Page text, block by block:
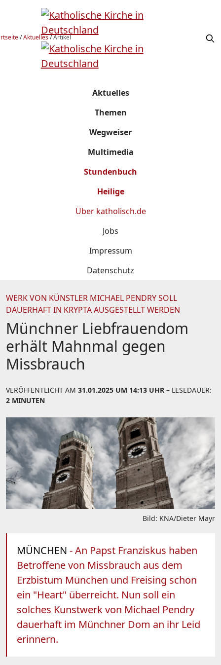
/Aktuelles/Artikel
Aktuelles
Themen
Wegweiser
Multimedia
Stundenbuch
Heilige
Über katholisch.de
Jobs
Impressum
Datenschutz
WERK VON KÜNSTLER MICHAEL PENDRY SOLL
DAUERHAFT IN KRYPTA AUSGESTELLT WERDEN
Münchner Liebfrauendom
erhält Mahnmal gegen
Missbrauch
VERÖFFENTLICHT AM 31.01.2025 UM 14:13 UHR – LESEDAUER:
2 MINUTEN
Bild: KNA/Dieter Mayr
MÜNCHEN - An Papst Franziskus haben
Betroffene von Missbrauch aus dem
Erzbistum München und Freising schon
ein "Heart" überreicht. Nun soll ein
solches Kunstwerk von Michael Pendry
dauerhaft im Münchner Dom an ihr Leid
erinnern.